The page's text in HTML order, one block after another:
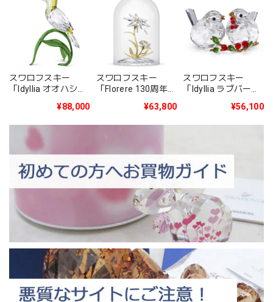
スワロフスキー
「Idyllia オオハシ」
¥88,000
スワロフスキー
「Florere 130周年記
¥63,800
スワロフスキー
「Idyllia ラブバード
¥56,100